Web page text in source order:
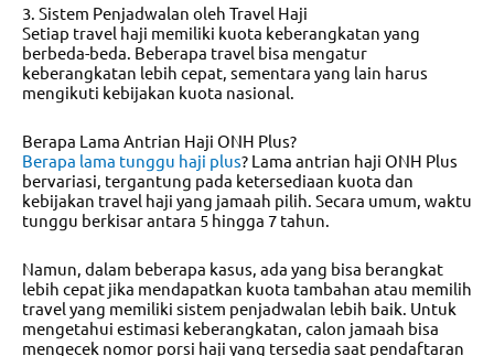
3. Sistem Penjadwalan oleh Travel Haji
Setiap travel haji memiliki kuota keberangkatan yang
berbeda-beda. Beberapa travel bisa mengatur
keberangkatan lebih cepat, sementara yang lain harus
mengikuti kebijakan kuota nasional.
Berapa Lama Antrian Haji ONH Plus?
Berapa lama tunggu haji plus? Lama antrian haji ONH Plus
bervariasi, tergantung pada ketersediaan kuota dan
kebijakan travel haji yang jamaah pilih. Secara umum, waktu
tunggu berkisar antara 5 hingga 7 tahun.
Namun, dalam beberapa kasus, ada yang bisa berangkat
lebih cepat jika mendapatkan kuota tambahan atau memilih
travel yang memiliki sistem penjadwalan lebih baik. Untuk
mengetahui estimasi keberangkatan, calon jamaah bisa
mengecek nomor porsi haji yang tersedia saat pendaftaran